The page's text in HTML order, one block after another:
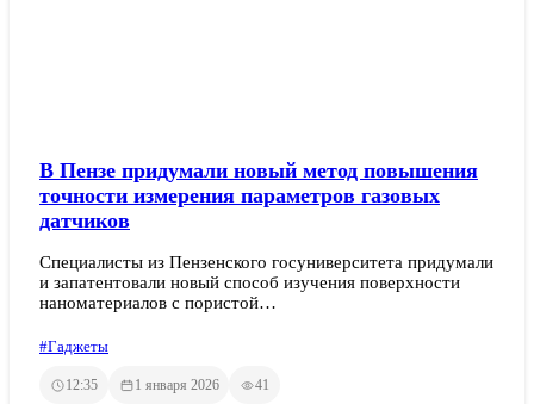
В Пензе придумали новый метод повышения
точности измерения параметров газовых
датчиков
Специалисты из Пензенского госуниверситета придумали
и запатентовали новый способ изучения поверхности
наноматериалов с пористой…
#Гаджеты
12:35 1 января 2026 41